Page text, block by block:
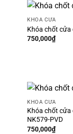
KHÓA CỬA
Khóa chốt cửa
750,000₫
KHÓA CỬA
Khóa chốt
NK579-PVD
750,000₫